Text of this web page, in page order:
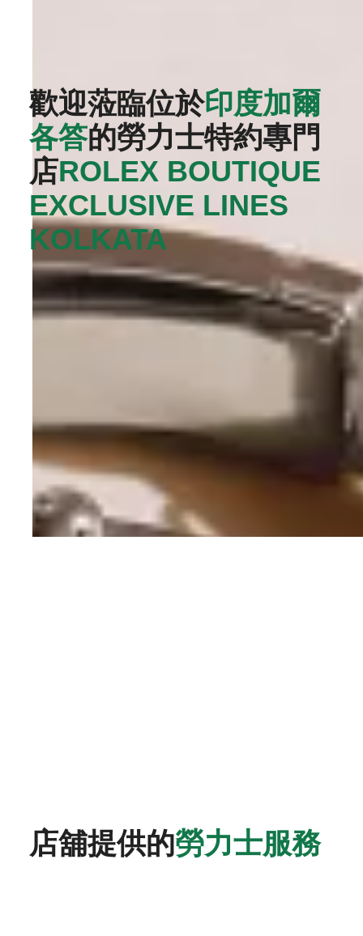
歡迎蒞臨位於印度加爾
各答的勞力士特約專門
店‭ROLEX BOUTIQUE
EXCLUSIVE LINES
KOLKATA‬
店舖提供的勞力士服務